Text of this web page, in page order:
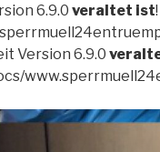
6.9.0 veraltet ist
Version 6.9.0